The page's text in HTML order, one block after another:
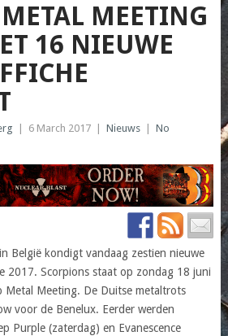
MEETING
16 NIEUWE
6 March 2017 Nieuws
No
België kondigt vandaag zestien nieuwe
2017. Scorpions staat op zondag 18 juni
Metal Meeting. De Duitse metaltrots
voor de Benelux. Eerder werden
Purple (zaterdag) en Evanescence